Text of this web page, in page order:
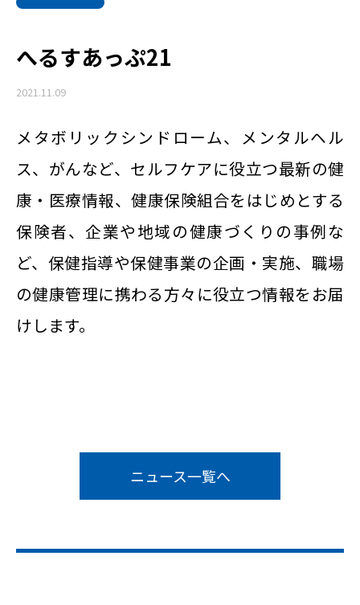
へるすあっぷ21
2021.11.09
メタボリックシンドローム、メンタルヘル
ス、がんなど、セルフケアに役立つ最新の健
康・医療情報、健康保険組合をはじめとする
保険者、企業や地域の健康づくりの事例な
ど、保健指導や保健事業の企画・実施、職場
の健康管理に携わる方々に役立つ情報をお届
けします。
ニュース一覧へ